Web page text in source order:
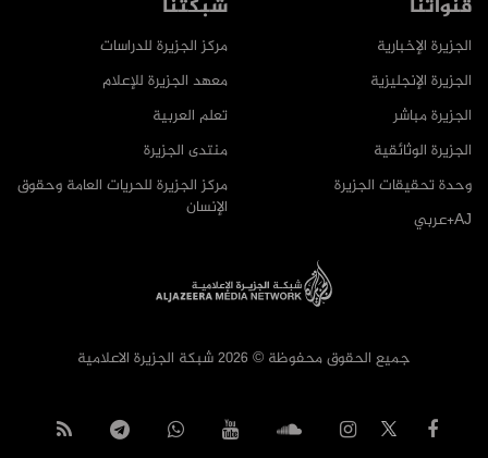
شبكتنا
مركز الجزيرة للدراسات
معهد الجزيرة للإعلام
تعلم العربية
منتدى الجزيرة
مركز الجزيرة للحريات العامة وحقوق
الإنسان
قنواتنا
الجزيرة الإخبارية
الجزيرة الإنجليزية
الجزيرة مباشر
الجزيرة الوثائقية
وحدة تحقيقات الجزيرة
AJ+عربي
جميع الحقوق محفوظة © 2026 شبكة الجزيرة الاعلامية